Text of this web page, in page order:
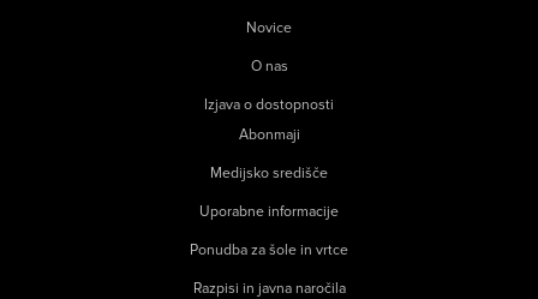
Novice
O nas
Izjava o dostopnosti
Abonmaji
Medijsko središče
Uporabne informacije
Ponudba za šole in vrtce
Razpisi in javna naročila